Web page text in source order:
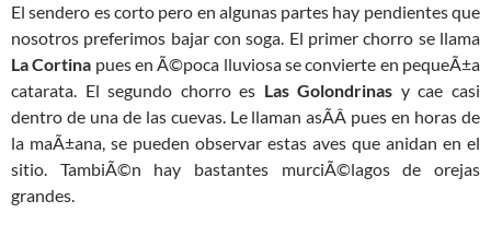
El sendero es corto pero en algunas partes hay pendientes que
nosotros preferimos bajar con soga. El primer chorro se llama
La Cortina pues en Ã©poca lluviosa se convierte en pequeÃ±a
catarata. El segundo chorro es Las Golondrinas y cae casi
dentro de una de las cuevas. Le llaman asÃ­Â­ pues en horas de
la maÃ±ana, se pueden observar estas aves que anidan en el
sitio. TambiÃ©n hay bastantes murciÃ©lagos de orejas
grandes.